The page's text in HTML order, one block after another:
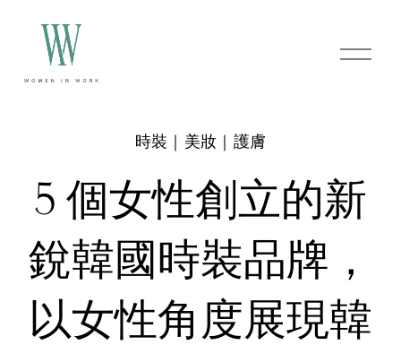
O
p
5 個女性創立的新
銳韓國時裝品牌，
以女性角度展現韓
時裝｜美妝｜護膚